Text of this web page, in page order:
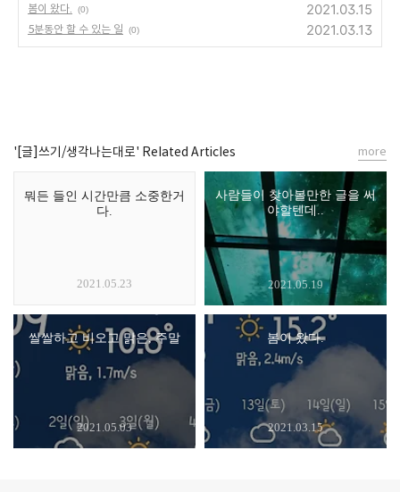
봄이 왔다. (0) 2021.03.15
5분동안 할 수 있는 일 (0) 2021.03.13
'[글]쓰기/생각나는대로' Related Articles
뭐든 들인 시간만큼 소중한거
다.
2021.05.23
사람들이 찾아볼만한 글을 써
야할텐데..
2021.05.19
쌀쌀하고 비오고 맑은, 주말
2021.05.03
봄이 왔다.
2021.03.15
more